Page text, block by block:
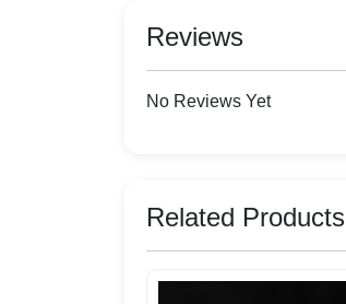
Reviews
No Reviews Yet
Related Products